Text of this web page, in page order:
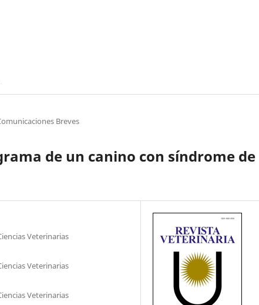
Breves
de un canino con síndrome de
Veterinarias
Veterinarias
Veterinarias